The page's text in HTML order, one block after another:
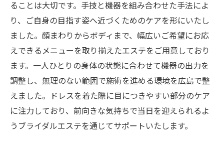
ることは大切です。手技と機器を組み合わせた手法によ
り、ご自身の目指す姿へ近づくためのケアを形にいたし
ました。顔まわりからボディまで、幅広いご希望にお応
えできるメニューを取り揃えたエステをご用意しており
ます。一人ひとりの身体の状態に合わせて機器の出力を
調整し、無理のない範囲で施術を進める環境を広島で整
えました。ドレスを着た際に目につきやすい部分のケア
に注力しており、前向きな気持ちで当日を迎えられるよ
うブライダルエステを通じてサポートいたします。